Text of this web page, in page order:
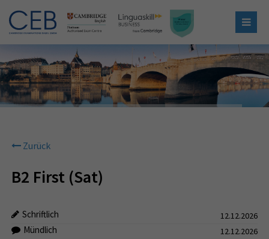
Zurück
B2 First (Sat)
Schriftlich 12.12.2026
Mündlich 12.12.2026